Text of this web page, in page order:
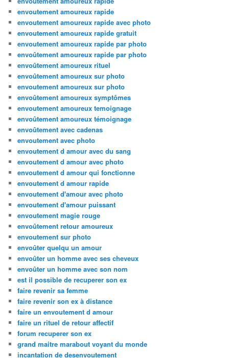
envoutement amoureux rapide
envoutement amoureux rapide avec photo
envoutement amoureux rapide gratuit
envoutement amoureux rapide par photo
envoûtement amoureux rapide par photo
envoûtement amoureux rituel
envoûtement amoureux sur photo
envoutement amoureux sur photo
envoûtement amoureux symptômes
envoutement amoureux temoignage
envoûtement amoureux témoignage
envoûtement avec cadenas
envoutement avec photo
envoutement d amour avec du sang
envoutement d amour avec photo
envoutement d amour qui fonctionne
envoutement d amour rapide
envoutement d'amour avec photo
envoutement d'amour puissant
envoutement magie rouge
envoûtement retour amoureux
envoutement sur photo
envoûter quelqu un amour
envoûter un homme avec ses cheveux
envoûter un homme avec son nom
est il possible de recuperer son ex
faire revenir sa femme
faire revenir son ex à distance
faire un envoutement d amour
faire un rituel de retour affectif
forum recuperer son ex
grand maitre marabout voyant du monde
incantation de desenvoutement